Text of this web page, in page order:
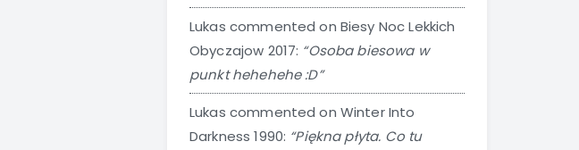
Lukas commented on Biesy Noc Lekkich
Obyczajow 2017: “Osoba biesowa w
punkt hehehehe :D”
Lukas commented on Winter Into
Darkness 1990: “Piękna płyta. Co tu